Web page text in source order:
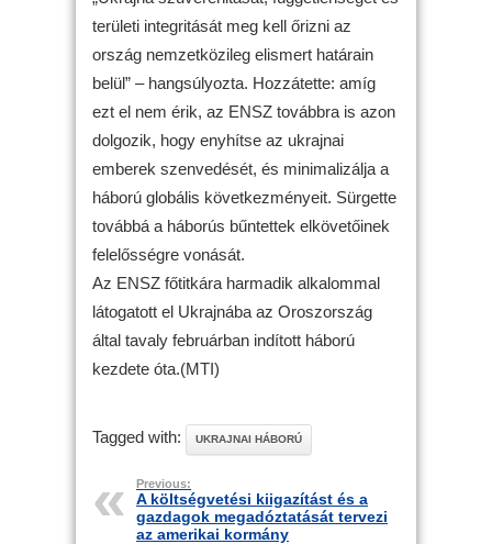
területi integritását meg kell őrizni az
ország nemzetközileg elismert határain
belül” – hangsúlyozta. Hozzátette: amíg
ezt el nem érik, az ENSZ továbbra is azon
dolgozik, hogy enyhítse az ukrajnai
emberek szenvedését, és minimalizálja a
háború globális következményeit. Sürgette
továbbá a háborús bűntettek elkövetőinek
felelősségre vonását.
Az ENSZ főtitkára harmadik alkalommal
látogatott el Ukrajnába az Oroszország
által tavaly februárban indított háború
kezdete óta.(MTI)
Tagged with: UKRAJNAI HÁBORÚ
Previous:
A költségvetési kiigazítást és a
gazdagok megadóztatását tervezi
az amerikai kormány